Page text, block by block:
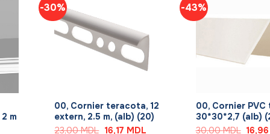
m
-30%
00, Cornier teracota, 12
extern, 2.5 m, (alb) (20)
23,00MDL Prețul
16,17 MDLPrețul
-43%
00, Cornier
30*30*2,7 (alb)
30,00MDL Prețul
16,96